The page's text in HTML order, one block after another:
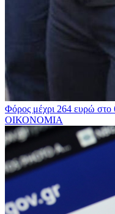
Φόρος μέχρι 264 ευρώ στο
ΟΙΚΟΝΟΜΙΑ